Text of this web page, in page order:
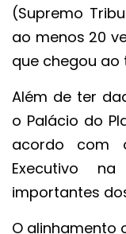
(Supremo
ao menos 20
que chegou ao
Além de ter
o Palácio do
acordo com
Executivo
importantes
O alinhamento